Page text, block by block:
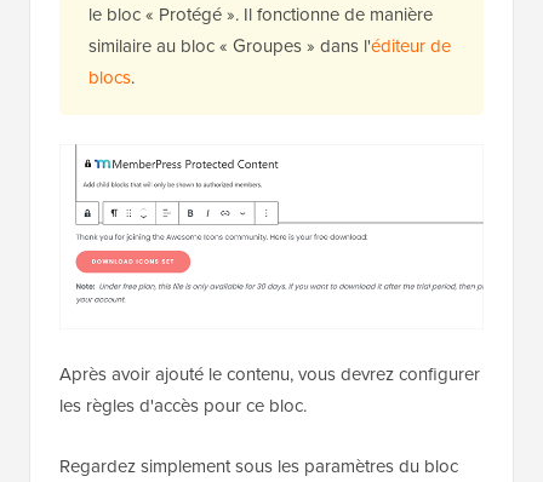
le bloc « Protégé ». Il fonctionne de manière
similaire au bloc « Groupes » dans l'éditeur de
blocs.
Après avoir ajouté le contenu, vous devrez configurer
les règles d'accès pour ce bloc.
Regardez simplement sous les paramètres du bloc